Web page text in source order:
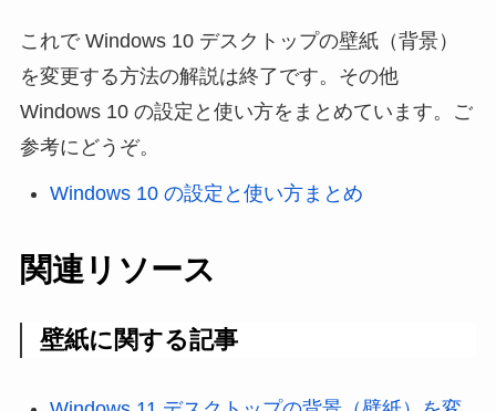
これで Windows 10 デスクトップの壁紙（背景）
を変更する方法の解説は終了です。その他
Windows 10 の設定と使い方をまとめています。ご
参考にどうぞ。
Windows 10 の設定と使い方まとめ
関連リソース
壁紙に関する記事